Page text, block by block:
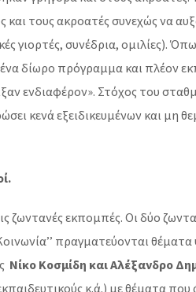
τους ακροατές συνεχώς να
γιορτές, συνέδρια, ομιλίες).
ένα δίωρο πρόγραμμα και πλέον
ενδιαφέρον». Στόχος του
κενά εξειδικευμένων και
ζωντανές εκπομπές. Οι δύο
Κοινωνία’’ πραγματεύονται
Νίκο Κοσμίδη και Αλέξανδρο
κ.ά.) με θέματα